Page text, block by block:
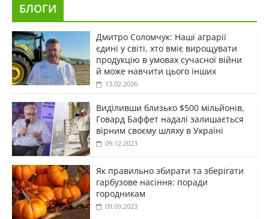
БЛОГИ
Дмитро Соломчук: Наші аграрії
єдині у світі, хто вміє вирощувати
продукцію в умовах сучасної війни
й може навчити цього інших
13.02.2026
Виділивши близько $500 мільйонів,
Говард Баффет надалі залишається
вірним своєму шляху в Україні
09.12.2023
Як правильно збирати та зберігати
гарбузове насіння: поради
городникам
09.09.2023